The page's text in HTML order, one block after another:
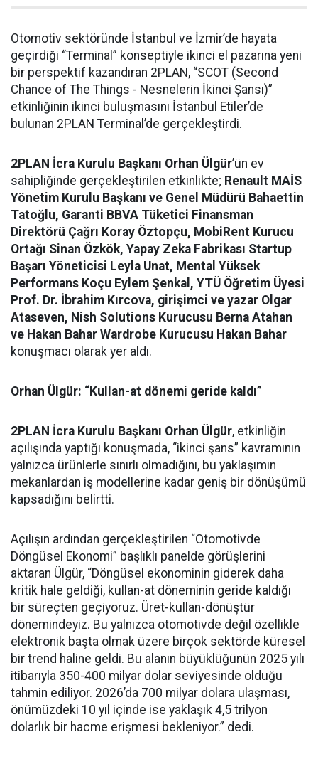
Otomotiv sektöründe İstanbul ve İzmir’de hayata
geçirdiği “Terminal” konseptiyle ikinci el pazarına yeni
bir perspektif kazandıran 2PLAN, “SCOT (Second
Chance of The Things - Nesnelerin İkinci Şansı)”
etkinliğinin ikinci buluşmasını İstanbul Etiler’de
bulunan 2PLAN Terminal’de gerçekleştirdi.
2PLAN İcra Kurulu Başkanı Orhan Ülgür’ün ev
sahipliğinde gerçekleştirilen etkinlikte; Renault MAİS
Yönetim Kurulu Başkanı ve Genel Müdürü Bahaettin
Tatoğlu, Garanti BBVA Tüketici Finansman
Direktörü Çağrı Koray Öztopçu, MobiRent Kurucu
Ortağı Sinan Özkök, Yapay Zeka Fabrikası Startup
Başarı Yöneticisi Leyla Unat, Mental Yüksek
Performans Koçu Eylem Şenkal, YTÜ Öğretim Üyesi
Prof. Dr. İbrahim Kırcova, girişimci ve yazar Olgar
Ataseven, Nish Solutions Kurucusu Berna Atahan
ve Hakan Bahar Wardrobe Kurucusu Hakan Bahar
konuşmacı olarak yer aldı.
Orhan Ülgür: “Kullan-at dönemi geride kaldı”
2PLAN İcra Kurulu Başkanı Orhan Ülgür, etkinliğin
açılışında yaptığı konuşmada, “ikinci şans” kavramının
yalnızca ürünlerle sınırlı olmadığını, bu yaklaşımın
mekanlardan iş modellerine kadar geniş bir dönüşümü
kapsadığını belirtti.
Açılışın ardından gerçekleştirilen “Otomotivde
Döngüsel Ekonomi” başlıklı panelde görüşlerini
aktaran Ülgür, “Döngüsel ekonominin giderek daha
kritik hale geldiği, kullan-at döneminin geride kaldığı
bir süreçten geçiyoruz. Üret-kullan-dönüştür
dönemindeyiz. Bu yalnızca otomotivde değil özellikle
elektronik başta olmak üzere birçok sektörde küresel
bir trend haline geldi. Bu alanın büyüklüğünün 2025 yılı
itibarıyla 350-400 milyar dolar seviyesinde olduğu
tahmin ediliyor. 2026’da 700 milyar dolara ulaşması,
önümüzdeki 10 yıl içinde ise yaklaşık 4,5 trilyon
dolarlık bir hacme erişmesi bekleniyor.” dedi.